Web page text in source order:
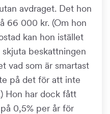
avdraget. Det hon
66 000 kr. (Om hon
kan hon istället
beskattningen
vad som är smartast
på det för att inte
Hon har dock fått
0,5% per år för